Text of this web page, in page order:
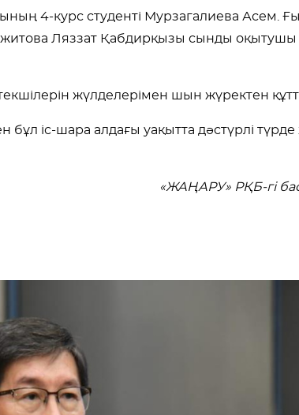
4-курс студенті Мурзагалиева Асем.
Ляззат Қабдирқызы сынды оқытушы
жүлделерімен шын жүректен
бұл іс-шара алдағы уақытта дәстүрлі
«ЖАҢАРУ» РҚБ-гі